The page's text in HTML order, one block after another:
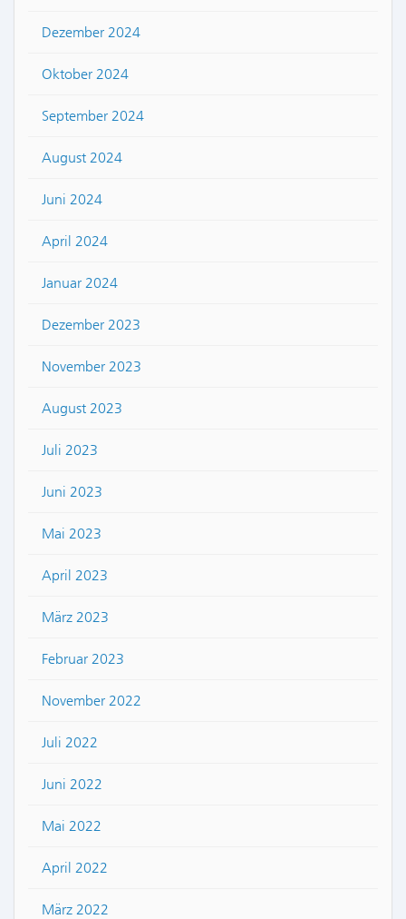
Dezember 2024
Oktober 2024
September 2024
August 2024
Juni 2024
April 2024
Januar 2024
Dezember 2023
November 2023
August 2023
Juli 2023
Juni 2023
Mai 2023
April 2023
März 2023
Februar 2023
November 2022
Juli 2022
Juni 2022
Mai 2022
April 2022
März 2022